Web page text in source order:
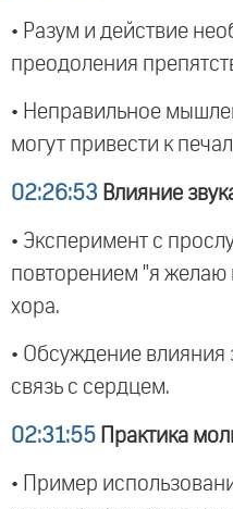
• Разум и действие
преодоления
• Неправильное
могут привести к
02:26:53 Влияние
• Эксперимент с
повторением "я желаю
хора.
• Обсуждение влияния
связь с сердцем.
02:31:55 Практика
• Пример